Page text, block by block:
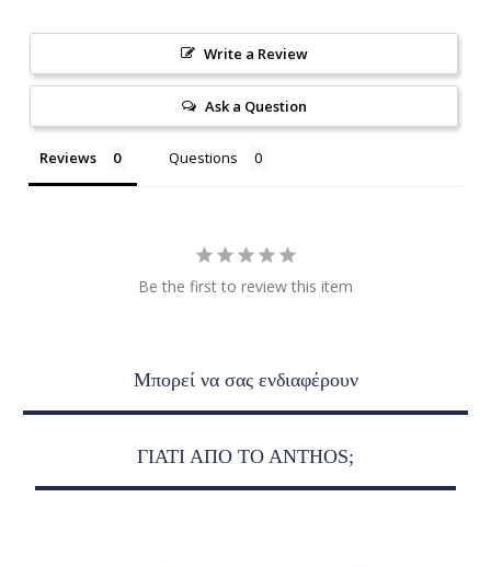
Write a Review
Ask a Question
Reviews Questions
Be the first to review this item
Μπορεί να σας ενδιαφέρουν
ΓΙΑΤΙ ΑΠΟ ΤO ANTHOS;